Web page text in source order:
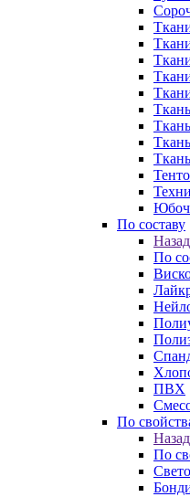
По составу
Назад
По
ПВХ
По
Назад
По